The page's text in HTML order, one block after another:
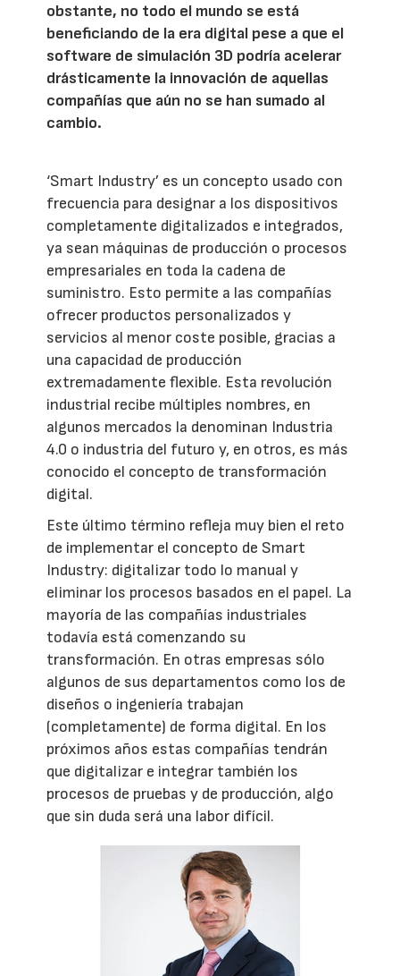
obstante, no todo el mundo se está
beneficiando de la era digital pese a que el
software de simulación 3D podría acelerar
drásticamente la innovación de aquellas
compañías que aún no se han sumado al
cambio.
‘Smart Industry’ es un concepto usado con
frecuencia para designar a los dispositivos
completamente digitalizados e integrados,
ya sean máquinas de producción o procesos
empresariales en toda la cadena de
suministro. Esto permite a las compañías
ofrecer productos personalizados y
servicios al menor coste posible, gracias a
una capacidad de producción
extremadamente flexible. Esta revolución
industrial recibe múltiples nombres, en
algunos mercados la denominan Industria
4.0 o industria del futuro y, en otros, es más
conocido el concepto de transformación
digital.
Este último término refleja muy bien el reto
de implementar el concepto de Smart
Industry: digitalizar todo lo manual y
eliminar los procesos basados en el papel. La
mayoría de las compañías industriales
todavía está comenzando su
transformación. En otras empresas sólo
algunos de sus departamentos como los de
diseños o ingeniería trabajan
(completamente) de forma digital. En los
próximos años estas compañías tendrán
que digitalizar e integrar también los
procesos de pruebas y de producción, algo
que sin duda será una labor difícil.